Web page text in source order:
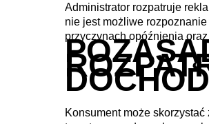
Administrator rozpatruje
nie jest możliwe
przyczynach opóźnienia
Konsument może